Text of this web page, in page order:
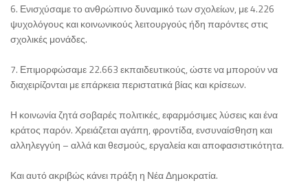
6. Ενισχύσαμε το ανθρώπινο δυναμικό των σχολείων, με 4.226
ψυχολόγους και κοινωνικούς λειτουργούς ήδη παρόντες στις
σχολικές μονάδες.
7. Επιμορφώσαμε 22.663 εκπαιδευτικούς, ώστε να μπορούν να
διαχειρίζονται με επάρκεια περιστατικά βίας και κρίσεων.
Η κοινωνία ζητά σοβαρές πολιτικές, εφαρμόσιμες λύσεις και ένα
κράτος παρόν. Χρειάζεται αγάπη, φροντίδα, ενσυναίσθηση και
αλληλεγγύη – αλλά και θεσμούς, εργαλεία και αποφασιστικότητα.
Και αυτό ακριβώς κάνει πράξη η Νέα Δημοκρατία.